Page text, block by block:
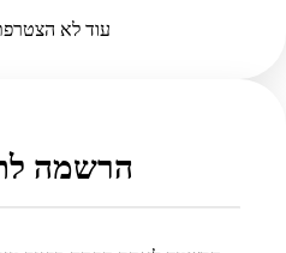
עוד לא
הרשמה